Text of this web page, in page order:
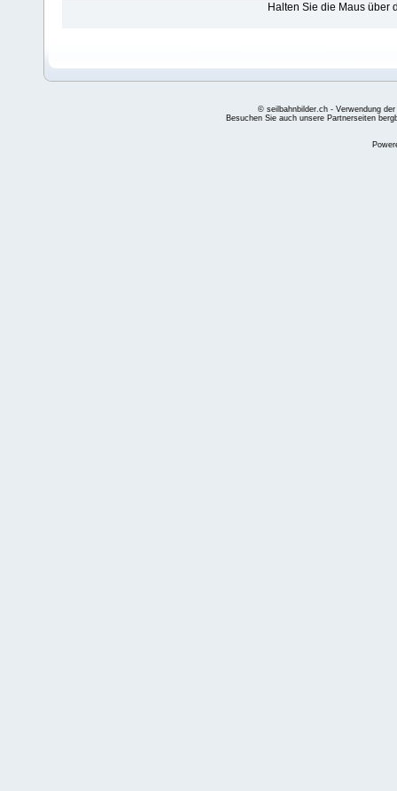
Halten Sie die Maus über
© seilbahnbilder.ch - Verwendung
Besuchen Sie auch unsere Partnerseiten